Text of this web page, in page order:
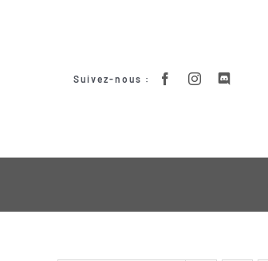
Suivez-nous :